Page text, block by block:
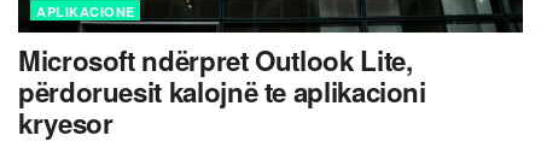
APLIKACIONE
Microsoft ndërpret Outlook Lite,
përdoruesit kalojnë te aplikacioni
kryesor